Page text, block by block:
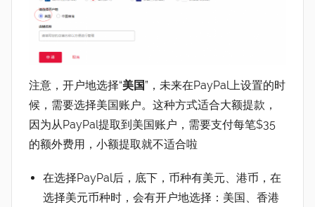
注意，开户地选择“美国”，未来在PayPal上设置的时
候，需要选择美国账户。这种方式适合大额提款，
因为从PayPal提取到美国账户，需要支付每笔$35
的额外费用，小额提取就不适合啦
在选择PayPal后，底下，币种有美元、港币，在
选择美元币种时，会有开户地选择：美国、香港